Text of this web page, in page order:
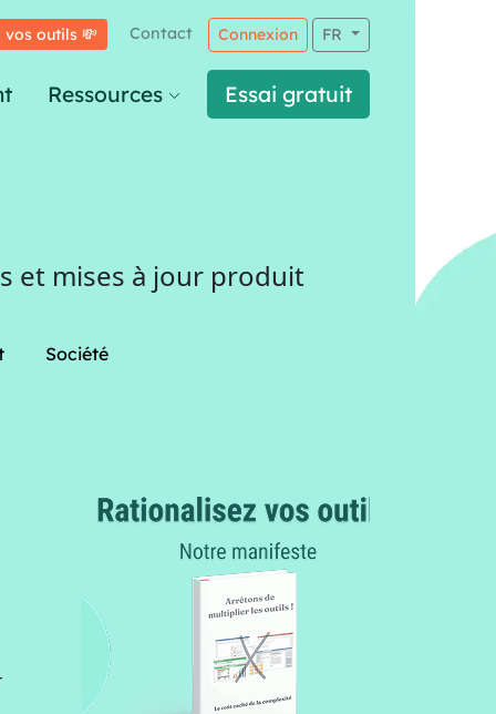
outils 💸 Contact Connexion FR
Ressources Essai gratuit
et mises à jour produit
Société